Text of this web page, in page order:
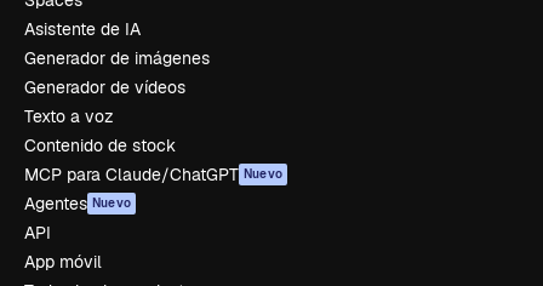
Asistente de IA
Generador de imágenes
Generador de vídeos
Texto a voz
Contenido de stock
MCP para Claude/ChatGPT Nuevo
Agentes Nuevo
API
App móvil